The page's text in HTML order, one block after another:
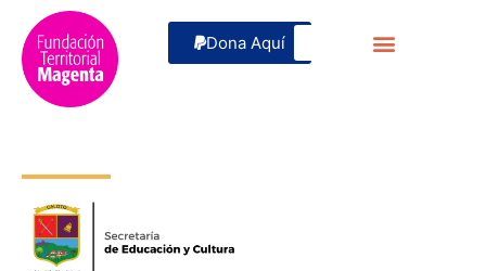
Dona Aquí